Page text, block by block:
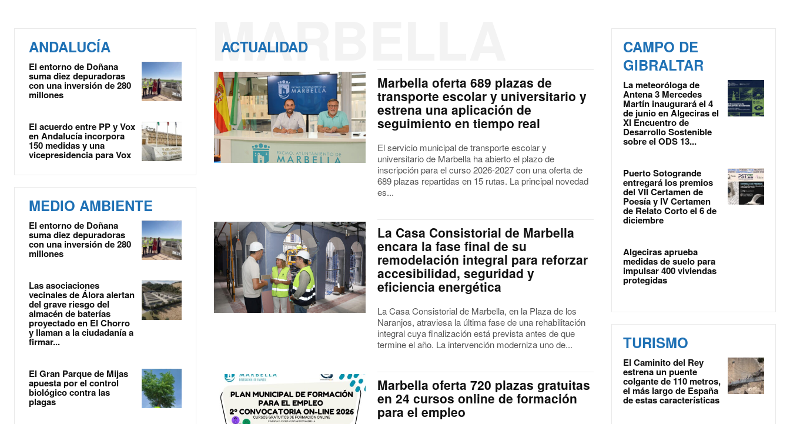
ANDALUCÍA
El entorno de Doñana
suma diez depuradoras
con una inversión de 280
millones
El acuerdo entre PP y Vox
en Andalucía incorpora
150 medidas y una
vicepresidencia para Vox
MEDIO AMBIENTE
El entorno de Doñana
suma diez depuradoras
con una inversión de 280
millones
Las asociaciones
vecinales de Álora alertan
del grave riesgo del
almacén de baterías
proyectado en El Chorro
y llaman a la ciudadanía a
firmar...
El Gran Parque de Mijas
apuesta por el control
biológico contra las
plagas
ACTUALIDAD
MARBELLA
Marbella oferta 689 plazas de
transporte escolar y universitario y
estrena una aplicación de
seguimiento en tiempo real
El servicio municipal de transporte escolar y
universitario de Marbella ha abierto el plazo de
inscripción para el curso 2026-2027 con una oferta de
689 plazas repartidas en 15 rutas. La principal novedad
es...
La Casa Consistorial de Marbella
encara la fase final de su
remodelación integral para reforzar
accesibilidad, seguridad y
eficiencia energética
La Casa Consistorial de Marbella, en la Plaza de los
Naranjos, atraviesa la última fase de una rehabilitación
integral cuya finalización está prevista antes de que
termine el año. La intervención moderniza uno de...
Marbella oferta 720 plazas gratuitas
en 24 cursos online de formación
para el empleo
CAMPO DE
GIBRALTAR
La meteoróloga de
Antena 3 Mercedes
Martín inaugurará el 4
de junio en Algeciras el
XI Encuentro de
Desarrollo Sostenible
sobre el ODS 13...
Puerto Sotogrande
entregará los premios
del VII Certamen de
Poesía y IV Certamen
de Relato Corto el 6 de
diciembre
Algeciras aprueba
medidas de suelo para
impulsar 400 viviendas
protegidas
TURISMO
El Caminito del Rey
estrena un puente
colgante de 110 metros,
el más largo de España
de estas características